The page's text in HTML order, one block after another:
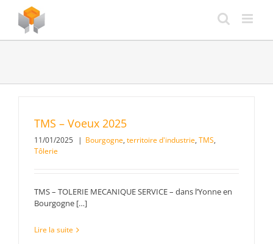
contenu
TMS – Voeux 2025
11/01/2025 | Bourgogne, territoire d'industrie, TMS,
Tôlerie
TMS – TOLERIE MECANIQUE SERVICE – dans l’Yonne en
Bourgogne […]
Lire la suite